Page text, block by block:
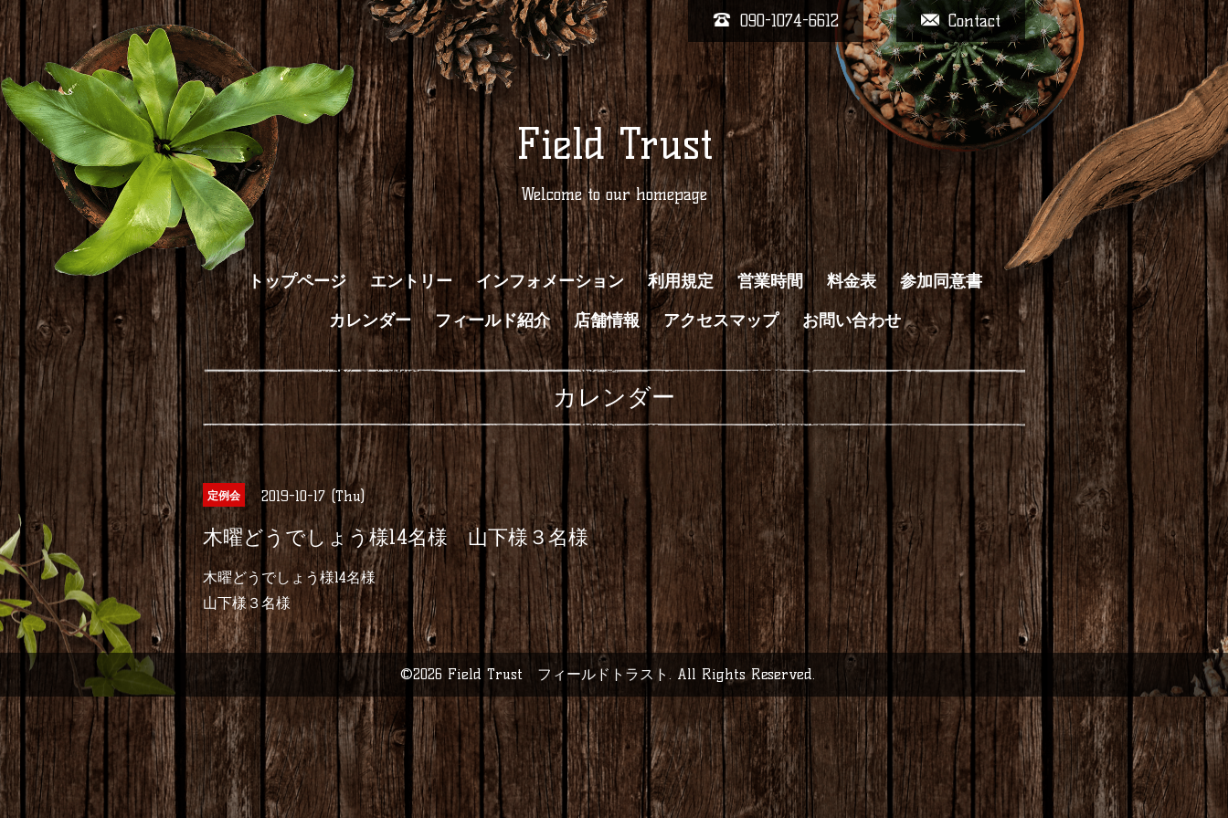
Contact
090-1074-6612
Field Trust
Welcome to our homepage
トップページ エントリー インフォメーション 利用規定 営業時間 料金表
参加同意書
カレンダー
フィールド紹介 店舗情報 アクセスマップ お問い合わせ
カレンダー
定例会 2019-10-17 (Thu)
木曜どうでしょう様14名様 山下様３名様
木曜どうでしょう様14名様
山下様３名様
©2026 Field Trust フィールドトラスト . All Rights Reserved.